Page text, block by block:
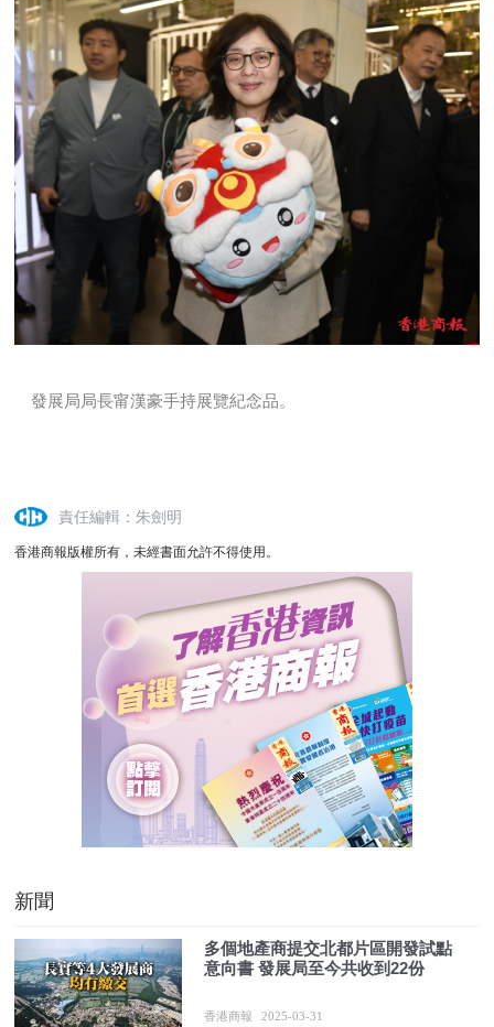
發展局局長甯漢豪手持展覽紀念品。
責任編輯：朱劍明
香港商報版權所有，未經書面允許不得使用。
新聞
多個地產商提交北都片區開發試點
意向書 發展局至今共收到22份
香港商報 2025-03-31